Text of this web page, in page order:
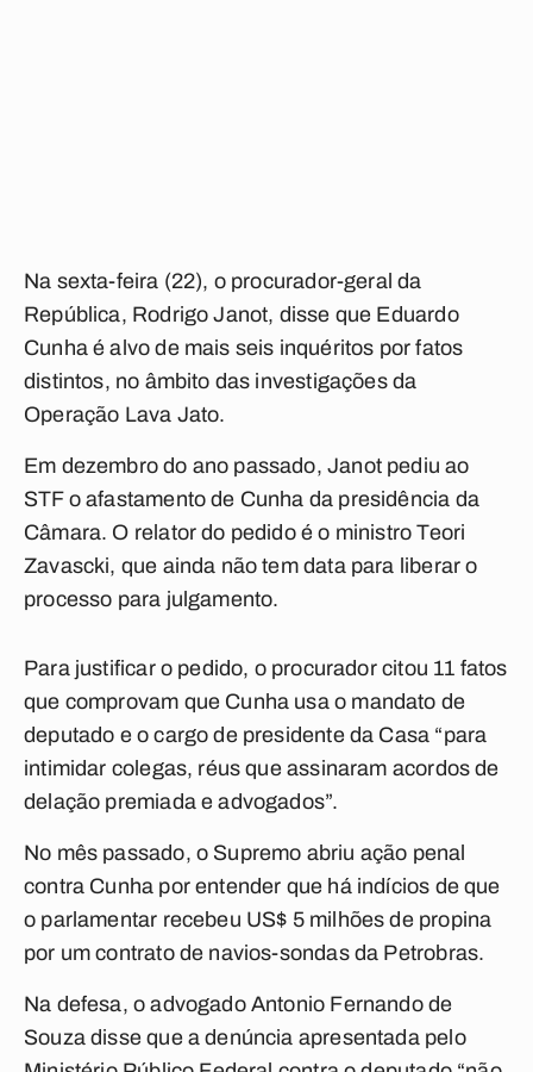
Na sexta-feira (22), o procurador-geral da
República, Rodrigo Janot, disse que Eduardo
Cunha é alvo de mais seis inquéritos por fatos
distintos, no âmbito das investigações da
Operação Lava Jato.
Em dezembro do ano passado, Janot pediu ao
STF o afastamento de Cunha da presidência da
Câmara. O relator do pedido é o ministro Teori
Zavascki, que ainda não tem data para liberar o
processo para julgamento.
Para justificar o pedido, o procurador citou 11 fatos
que comprovam que Cunha usa o mandato de
deputado e o cargo de presidente da Casa “para
intimidar colegas, réus que assinaram acordos de
delação premiada e advogados”.
No mês passado, o Supremo abriu ação penal
contra Cunha por entender que há indícios de que
o parlamentar recebeu US$ 5 milhões de propina
por um contrato de navios-sondas da Petrobras.
Na defesa, o advogado Antonio Fernando de
Souza disse que a denúncia apresentada pelo